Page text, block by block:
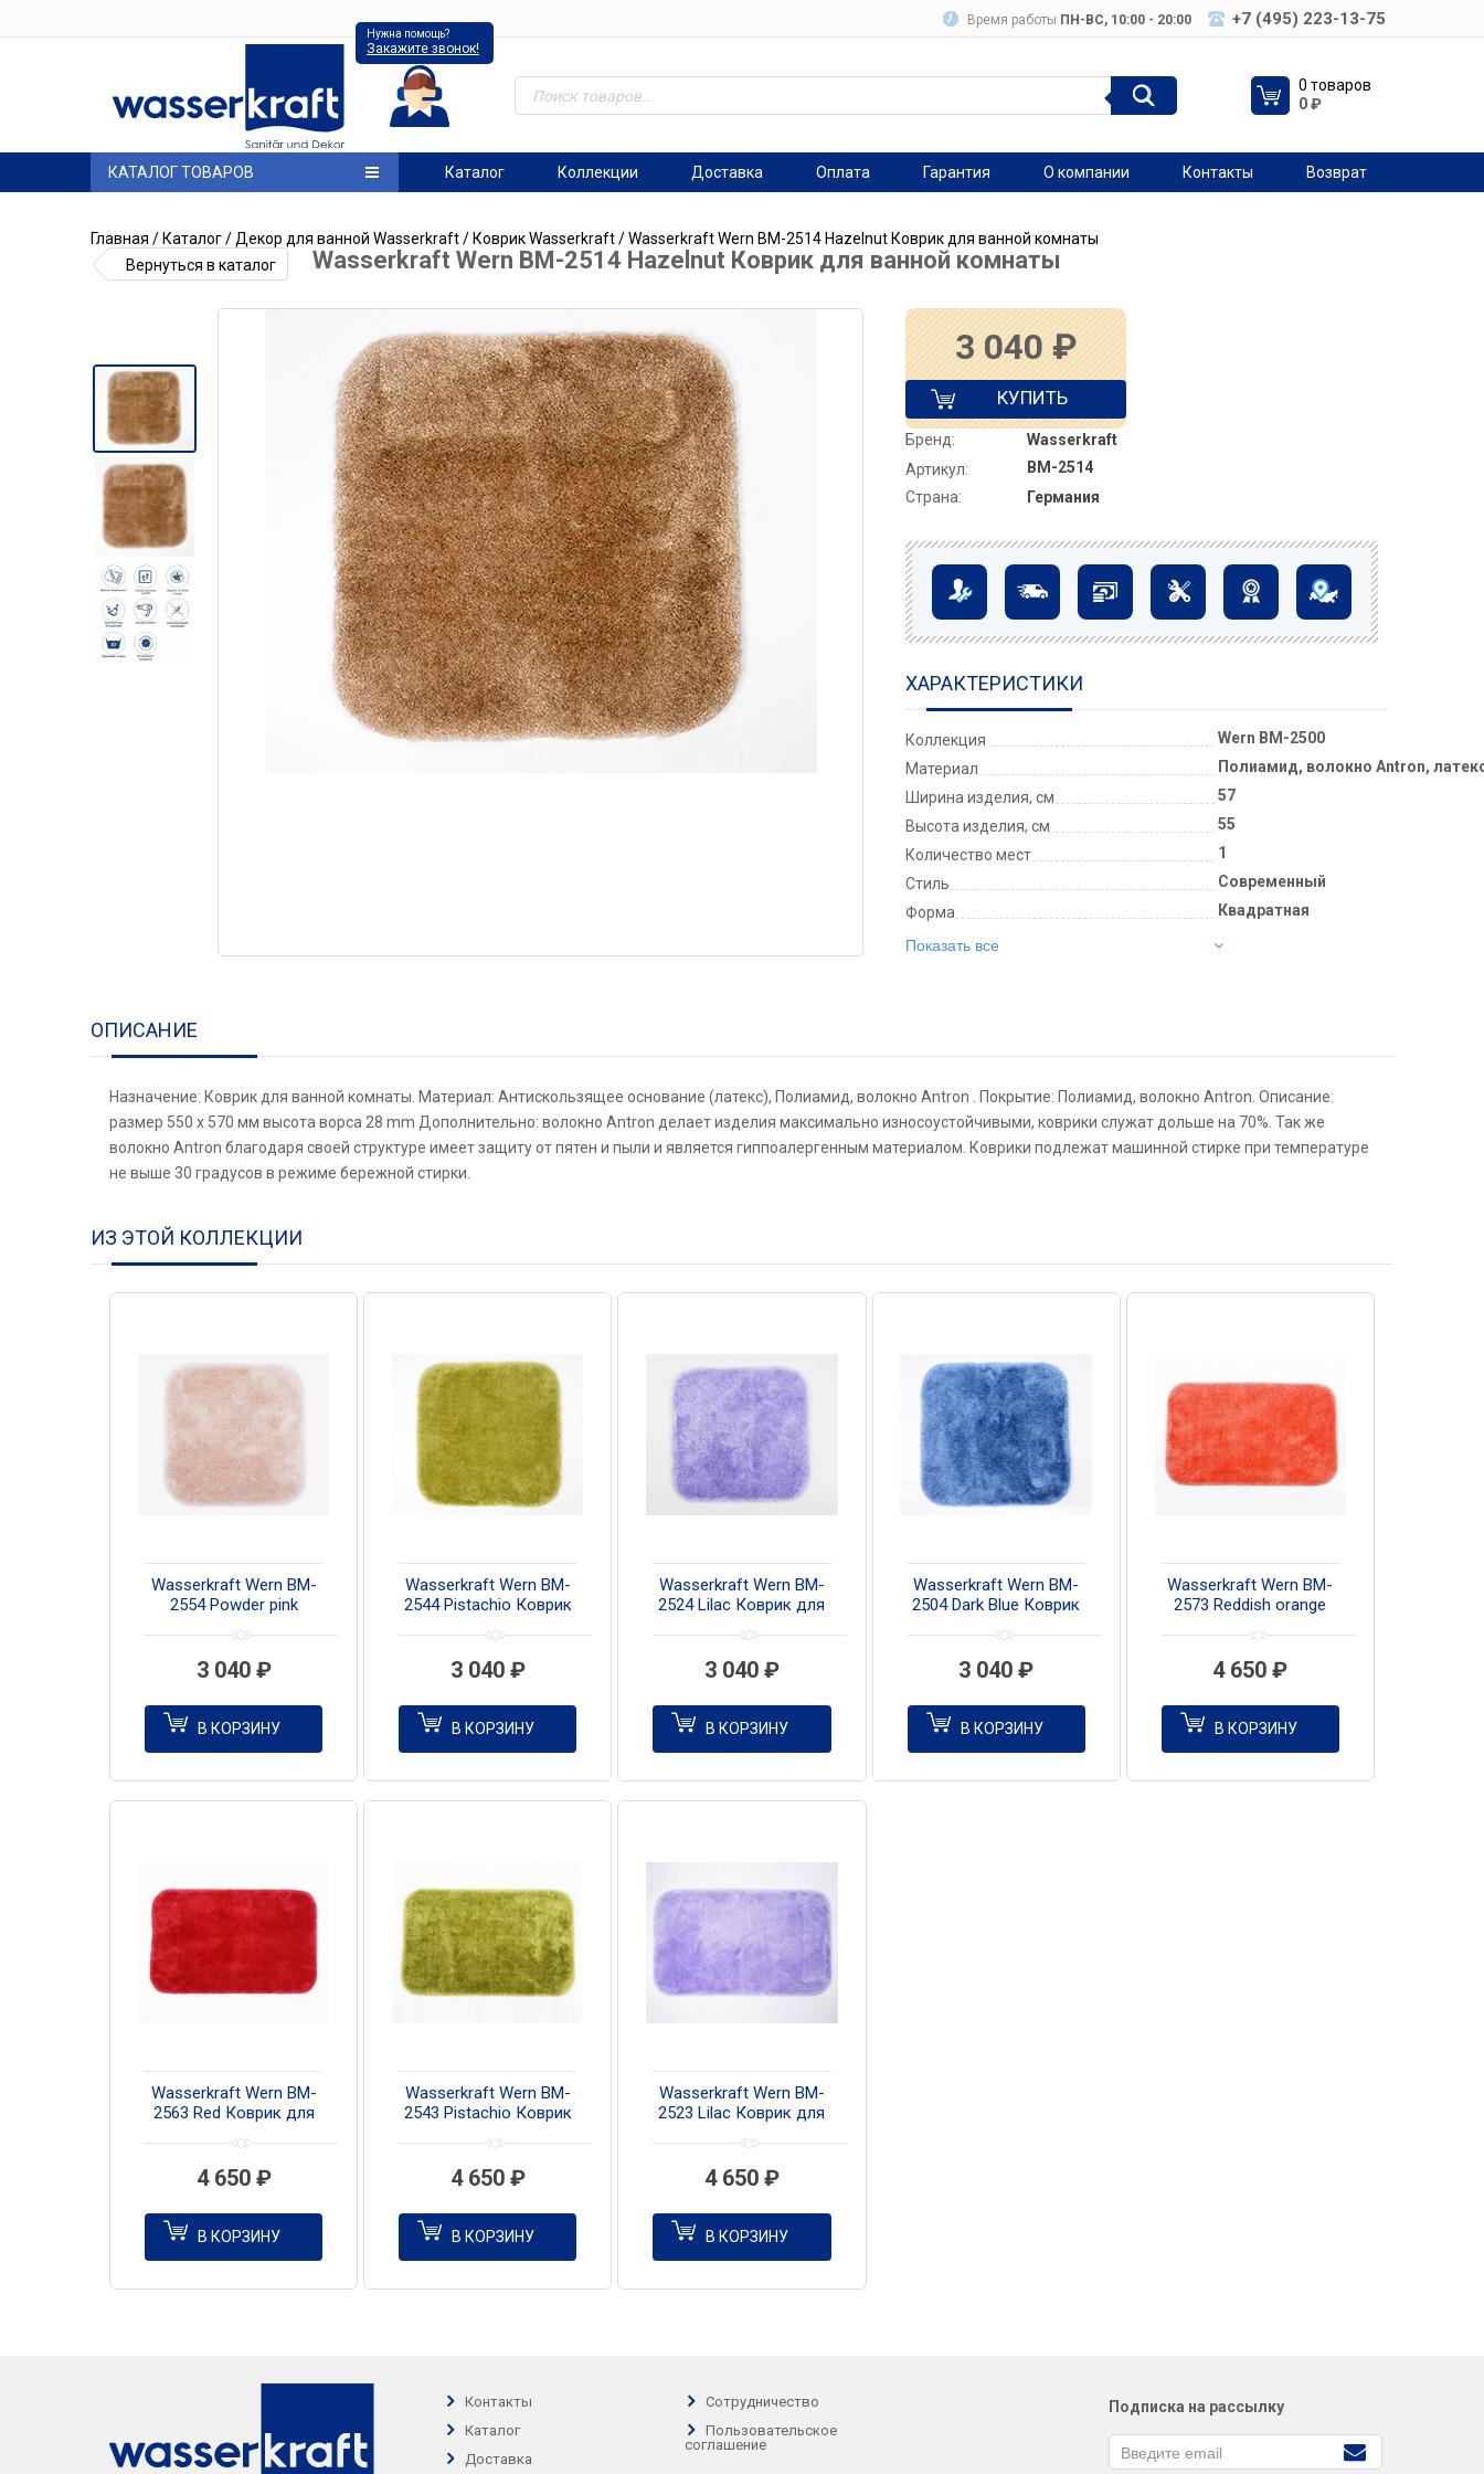
Время работы ПН-ВC, 10:00 - 20:00 +7 (495) 223-13-75
Нужна помощь?
Закажите звонок!
0 товаров
0₽
КАТАЛОГ ТОВАРОВ Каталог Коллекции Доставка Оплата Гарантия О компании Контакты Возврат
Главная / Каталог/ Декор для ванной Wasserkraft/ Коврик Wasserkraft/ Wasserkraft Wern BM-2514 Hazelnut Коврик для ванной комнаты
Вернуться в каталог
Wasserkraft Wern BM-2514 Hazelnut Коврик для ванной комнаты
3 040 ₽
КУПИТЬ
Бренд:
Wasserkraft
Артикул:
BM-2514
Страна:
Германия
ХАРАКТЕРИСТИКИ
Коллекция
Wern BM-2500
Материал
Полиамид, волокно Antron,
Ширина изделия, см
57
Высота изделия, см
55
Количество мест
1
Стиль
Современный
Форма
Квадратная
Показать все
ОПИСАНИЕ
Назначение: Коврик для ванной комнаты. Материал: Антискользящее основание (латекс), Полиамид, волокно Antron . Покрытие: Полиамид, волокно Antron. Описание:
размер 550 х 570 мм высота ворса 28 mm Дополнительно: волокно Antron делает изделия максимально износоустойчивыми, коврики служат дольше на 70%. Так же
волокно Antron благодаря своей структуре имеет защиту от пятен и пыли и является гиппоалергенным материалом. Коврики подлежат машинной стирке при температуре
не выше 30 градусов в режиме бережной стирки.
ИЗ ЭТОЙ КОЛЛЕКЦИИ
Wasserkraft Wern BM-
2554 Powder pink
комнаты
3 040 ₽
В КОРЗИНУ
Wasserkraft Wern BM-
2544 Pistachio Коврик
3 040 ₽
В КОРЗИНУ
Wasserkraft Wern BM-
2524 Lilac Коврик для
3 040 ₽
В КОРЗИНУ
Wasserkraft Wern BM-
2504 Dark Blue Коврик
3 040₽
В КОРЗИНУ
Wasserkraft Wern BM-
2573 Reddish orange
комнаты
4 650₽
В КОРЗИНУ
Wasserkraft Wern BM-
2563 Red Коврик для
4 650 ₽
В КОРЗИНУ
Wasserkraft Wern BM-
2543 Pistachio Коврик
4 650 ₽
В КОРЗИНУ
Wasserkraft Wern BM-
2523 Lilac Коврик для
4 650 ₽
В КОРЗИНУ
Контакты
Каталог
Доставка
Сотрудничество
Пользовательское
соглашение
Подписка на рассылку